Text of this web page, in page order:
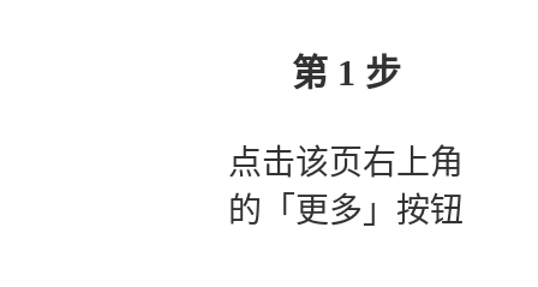
第 1 步
点击该页右上角
的「更多」按钮